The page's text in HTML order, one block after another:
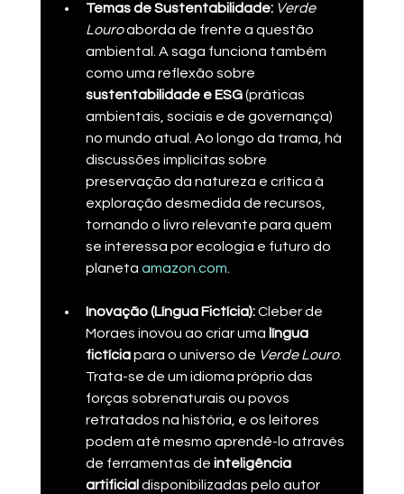
Temas de Sustentabilidade: Verde
Louro aborda de frente a questão
ambiental. A saga funciona também
como uma reflexão sobre
sustentabilidade e ESG (práticas
ambientais, sociais e de governança)
no mundo atual. Ao longo da trama, há
discussões implícitas sobre
preservação da natureza e crítica à
exploração desmedida de recursos,
tornando o livro relevante para quem
se interessa por ecologia e futuro do
planeta​ amazon.com.
Inovação (Língua Fictícia): Cleber de
Moraes inovou ao criar uma língua
fictícia para o universo de Verde Louro.
Trata-se de um idioma próprio das
forças sobrenaturais ou povos
retratados na história, e os leitores
podem até mesmo aprendê-lo através
de ferramentas de inteligência
artificial disponibilizadas pelo autor​